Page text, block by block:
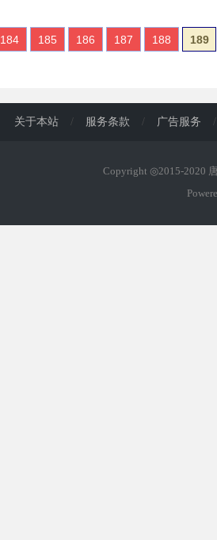
184 185 186 187 188 189
关于本站 / 服务条款 / 广告服务 /
Copyright ◎2015-2020